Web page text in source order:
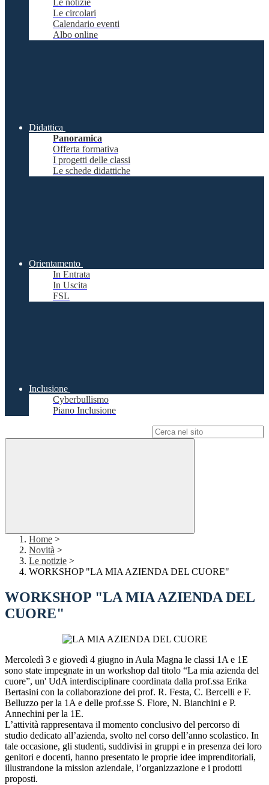
Le notizie
Le circolari
Calendario eventi
Albo online
Didattica
Panoramica
Offerta formativa
I progetti delle classi
Le schede didattiche
Orientamento
In Entrata
In Uscita
FSL
Inclusione
Cyberbullismo
Piano Inclusione
Home >
Novità >
Le notizie >
WORKSHOP "LA MIA AZIENDA DEL CUORE"
WORKSHOP "LA MIA AZIENDA DEL
CUORE"
Mercoledì 3 e giovedì 4 giugno in Aula Magna le classi 1A e 1E
sono state impegnate in un workshop dal titolo “La mia azienda del
cuore”, un' UdA interdisciplinare coordinata dalla prof.ssa Erika
Bertasini con la collaborazione dei prof. R. Festa, C. Bercelli e F.
Belluzzo per la 1A e delle prof.sse S. Fiore, N. Bianchini e P.
Annechini per la 1E.
L’attività rappresentava il momento conclusivo del percorso di
studio dedicato all’azienda, svolto nel corso dell’anno scolastico. In
tale occasione, gli studenti, suddivisi in gruppi e in presenza dei loro
genitori e docenti, hanno presentato le proprie idee imprenditoriali,
illustrandone la mission aziendale, l’organizzazione e i prodotti
proposti.